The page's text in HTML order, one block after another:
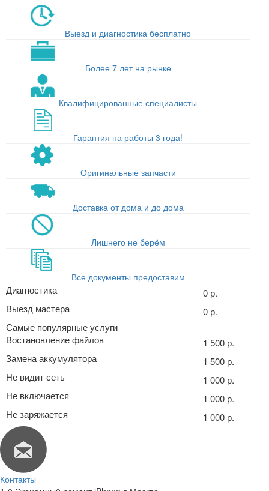
Выезд и диагностика бесплатно
Более 7 лет на рынке
Квалифицированные специалисты
Гарантия на работы 3 года!
Оригинальные запчасти
Доставка от дома и до дома
Лишнего не берём
Все документы предоставим
Диагностика
0 р.
Выезд мастера
0 р.
Самые популярные услуги
Востановление файлов
1 500 р.
Замена аккумулятора
1 500 р.
Не видит сеть
1 000 р.
Не включается
1 000 р.
Не заряжается
1 000 р.
Контакты